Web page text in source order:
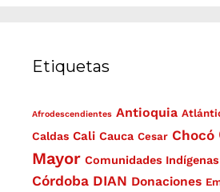
Etiquetas
Afrodescendientes Antioquia
Caldas Cali Cauca Cesar Chocó
Mayor Comunidades Indígenas
Córdoba DIAN Donaciones